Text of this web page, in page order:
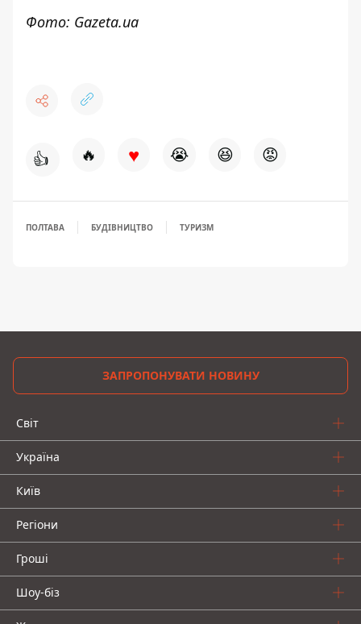
Фото: Gazeta.ua
👍 🔥 ♥ 😭 😆 😡
ПОЛТАВА БУДІВНИЦТВО ТУРИЗМ
ЗАПРОПОНУВАТИ НОВИНУ
Світ
Україна
Київ
Регіони
Гроші
Шоу-біз